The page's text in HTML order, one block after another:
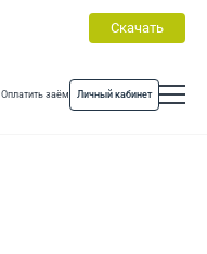
Скачать
Оплатить заём Личный кабинет